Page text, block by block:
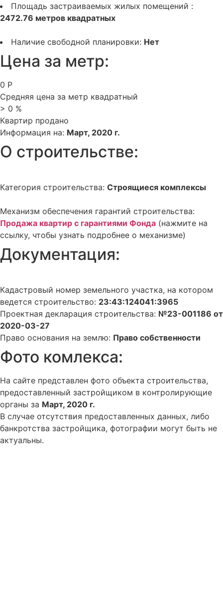
Площадь застраиваемых жилых помещений :
2472.76 метров квадратных
Наличие свободной планировки: Нет
Цена за метр:
0 Р
Средняя цена за метр квадратный
> 0 %
Квартир продано
Информация на: Март, 2020 г.
О строительстве:
Категория строительства: Строящиеся комплексы
Механизм обеспечения гарантий строительства:
Продажа квартир с гарантиями Фонда (нажмите на
ссылку, чтобы узнать подробнее о механизме)
Документация:
Кадастровый номер земельного участка, на котором
ведется строительство: 23:43:124041:3965
Проектная декларация строительства: №23-001186 от
2020-03-27
Право основания на землю: Право собственности
Фото комлекса:
На сайте представлен фото объекта строительства,
предоставленный застройщиком в контролирующие
органы за Март, 2020 г.
В случае отсутствия предоставленных данных, либо
банкротства застройщика, фотографии могут быть не
актуальны.